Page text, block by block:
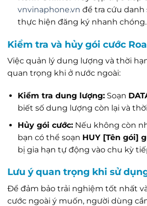
vnvinaphone.vn để tra cứu danh
thực hiện đăng ký nhanh chóng.
Kiểm tra và hủy gói cước
Việc quản lý dung lượng và thời
quan trọng khi ở nước ngoài:
Kiểm tra dung lượng:Soạn
biết số dung lượng còn lại và
Hủy gói cước:Nếu không còn
bạn có thể soạn HUY [Tên gói]
bị gia hạn tự động vào chu kỳ
Lưu ý quan trọng khi sử
Để đảm bảo trải nghiệm tốt nhất
cước ngoài ý muốn, người dùng